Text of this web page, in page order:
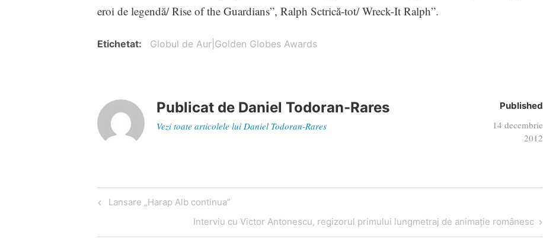
eroi de legendă/ Rise of the Guardians”, Ralph Sctrică-tot/ Wreck-It Ralph”.
Etichetat Globul de Aur|Golden Globes Awards
Publicat de Daniel Todoran-Rares
Vezi toate articolele lui Daniel Todoran-Rares
Published
14 decembrie
2012
Navigare
Articol
Lansare „Harap Alb continua”
Articol
următor
Interviu cu Victor Antonescu, regizorul primului lungmetraj de animație românesc